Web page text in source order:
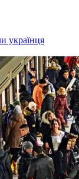
українця